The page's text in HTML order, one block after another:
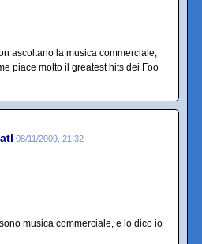
ascoltano la musica commerciale,
piace molto il greatest hits dei Foo
08/11/2009, 21:32
musica commerciale, e lo dico io